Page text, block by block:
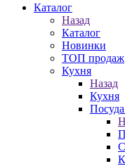
Каталог
Назад
Каталог
Новинки
ТОП продаж
Кухня
Назад
Кухня